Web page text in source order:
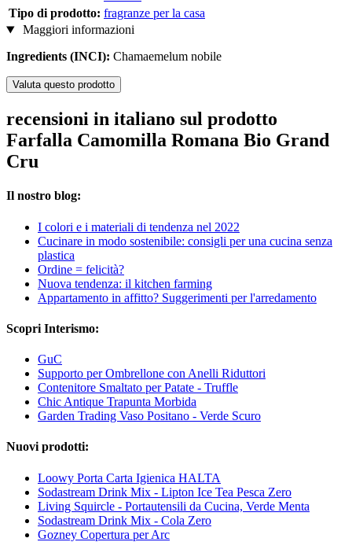
Tipo di prodotto: fragranze per la casa
Maggiori informazioni
Ingredients (INCI): Chamaemelum nobile
Valuta questo prodotto
recensioni in italiano sul prodotto
Farfalla Camomilla Romana Bio Grand
Cru
Il nostro blog:
I colori e i materiali di tendenza nel 2022
Cucinare in modo sostenibile: consigli per una cucina senza
plastica
Ordine = felicità?
Nuova tendenza: il kitchen farming
Appartamento in affitto? Suggerimenti per l'arredamento
Scopri Interismo:
GuC
Supporto per Ombrellone con Anelli Riduttori
Contenitore Smaltato per Patate - Truffle
Chic Antique Trapunta Morbida
Garden Trading Vaso Positano - Verde Scuro
Nuovi prodotti:
Loowy Porta Carta Igienica HALTA
Sodastream Drink Mix - Lipton Ice Tea Pesca Zero
Living Squircle - Portautensili da Cucina, Verde Menta
Sodastream Drink Mix - Cola Zero
Gozney Copertura per Arc